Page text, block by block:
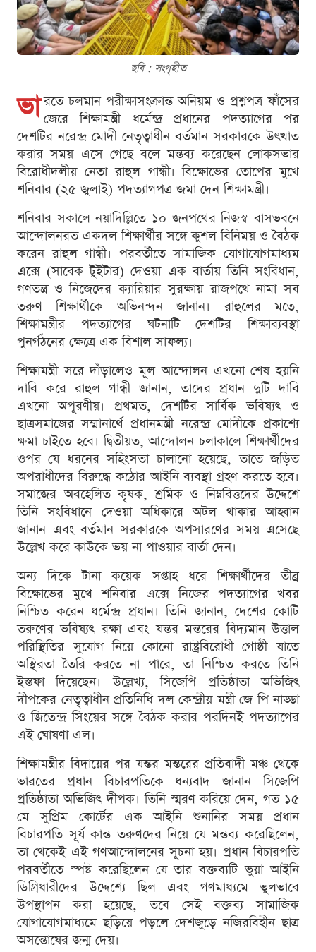
ছবি : সংগৃহীত
ভা রতে চলমান পরীক্ষাসংক্রান্ত অনিয়ম ও প্রশ্নপত্র ফাঁসের
জেরে শিক্ষামন্ত্রী ধর্মেন্দ্র প্রধানের পদত্যাগের পর
দেশটির নরেন্দ্র মোদী নেতৃত্বাধীন বর্তমান সরকারকে উৎখাত
করার সময় এসে গেছে বলে মন্তব্য করেছেন লোকসভার
বিরোধীদলীয় নেতা রাহুল গান্ধী। বিক্ষোভের তোপের মুখে
শনিবার (২৫ জুলাই) পদত্যাগপত্র জমা দেন শিক্ষামন্ত্রী।
শনিবার সকালে নয়াদিল্লিতে ১০ জনপথের নিজস্ব বাসভবনে
আন্দোলনরত একদল শিক্ষার্থীর সঙ্গে কুশল বিনিময় ও বৈঠক
করেন রাহুল গান্ধী। পরবর্তীতে সামাজিক যোগাযোগমাধ্যম
এক্সে (সাবেক টুইটার) দেওয়া এক বার্তায় তিনি সংবিধান,
গণতন্ত্র ও নিজেদের ক্যারিয়ার সুরক্ষায় রাজপথে নামা সব
তরুণ শিক্ষার্থীকে অভিনন্দন জানান। রাহুলের মতে,
শিক্ষামন্ত্রীর পদত্যাগের ঘটনাটি দেশটির শিক্ষাব্যবস্থা
পুনর্গঠনের ক্ষেত্রে এক বিশাল সাফল্য।
শিক্ষামন্ত্রী সরে দাঁড়ালেও মূল আন্দোলন এখনো শেষ হয়নি
দাবি করে রাহুল গান্ধী জানান, তাদের প্রধান দুটি দাবি
এখনো অপূরণীয়। প্রথমত, দেশটির সার্বিক ভবিষ্যৎ ও
ছাত্রসমাজের সম্মানার্থে প্রধানমন্ত্রী নরেন্দ্র মোদীকে প্রকাশ্যে
ক্ষমা চাইতে হবে। দ্বিতীয়ত, আন্দোলন চলাকালে শিক্ষার্থীদের
ওপর যে ধরনের সহিংসতা চালানো হয়েছে, তাতে জড়িত
অপরাধীদের বিরুদ্ধে কঠোর আইনি ব্যবস্থা গ্রহণ করতে হবে।
সমাজের অবহেলিত কৃষক, শ্রমিক ও নিম্নবিত্তদের উদ্দেশে
তিনি সংবিধানে দেওয়া অধিকারে অটল থাকার আহ্বান
জানান এবং বর্তমান সরকারকে অপসারণের সময় এসেছে
উল্লেখ করে কাউকে ভয় না পাওয়ার বার্তা দেন।
অন্য দিকে টানা কয়েক সপ্তাহ ধরে শিক্ষার্থীদের তীব্র
বিক্ষোভের মুখে শনিবার এক্সে নিজের পদত্যাগের খবর
নিশ্চিত করেন ধর্মেন্দ্র প্রধান। তিনি জানান, দেশের কোটি
তরুণের ভবিষ্যৎ রক্ষা এবং যন্তর মন্তরের বিদ্যমান উত্তাল
পরিস্থিতির সুযোগ নিয়ে কোনো রাষ্ট্রবিরোধী গোষ্ঠী যাতে
অস্থিরতা তৈরি করতে না পারে, তা নিশ্চিত করতে তিনি
ইস্তফা দিয়েছেন। উল্লেখ্য, সিজেপি প্রতিষ্ঠাতা অভিজিৎ
দীপকের নেতৃত্বাধীন প্রতিনিধি দল কেন্দ্রীয় মন্ত্রী জে পি নাড্ডা
ও জিতেন্দ্র সিংয়ের সঙ্গে বৈঠক করার পরদিনই পদত্যাগের
এই ঘোষণা এল।
শিক্ষামন্ত্রীর বিদায়ের পর যন্তর মন্তরের প্রতিবাদী মঞ্চ থেকে
ভারতের প্রধান বিচারপতিকে ধন্যবাদ জানান সিজেপি
প্রতিষ্ঠাতা অভিজিৎ দীপক। তিনি স্মরণ করিয়ে দেন, গত ১৫
মে সুপ্রিম কোর্টের এক আইনি শুনানির সময় প্রধান
বিচারপতি সূর্য কান্ত তরুণদের নিয়ে যে মন্তব্য করেছিলেন,
তা থেকেই এই গণআন্দোলনের সূচনা হয়। প্রধান বিচারপতি
পরবর্তীতে স্পষ্ট করেছিলেন যে তার বক্তব্যটি ভুয়া আইনি
ডিগ্রিধারীদের উদ্দেশ্যে ছিল এবং গণমাধ্যমে ভুলভাবে
উপস্থাপন করা হয়েছে, তবে সেই বক্তব্য সামাজিক
যোগাযোগমাধ্যমে ছড়িয়ে পড়লে দেশজুড়ে নজিরবিহীন ছাত্র
অসন্তোষের জন্ম দেয়।